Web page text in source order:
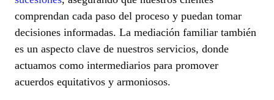
comprendan cada paso del proceso y puedan tomar
decisiones informadas. La mediación familiar también
es un aspecto clave de nuestros servicios, donde
actuamos como intermediarios para promover
acuerdos equitativos y armoniosos.